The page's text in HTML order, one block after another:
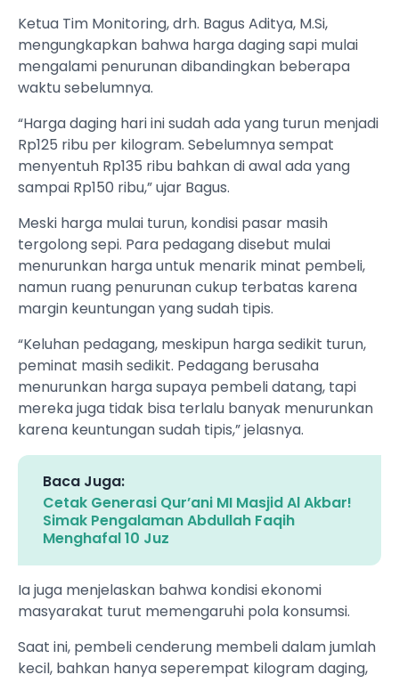
Ketua Tim Monitoring, drh. Bagus Aditya, M.Si,
mengungkapkan bahwa harga daging sapi mulai
mengalami penurunan dibandingkan beberapa
waktu sebelumnya.
“Harga daging hari ini sudah ada yang turun menjadi
Rp125 ribu per kilogram. Sebelumnya sempat
menyentuh Rp135 ribu bahkan di awal ada yang
sampai Rp150 ribu,” ujar Bagus.
Meski harga mulai turun, kondisi pasar masih
tergolong sepi. Para pedagang disebut mulai
menurunkan harga untuk menarik minat pembeli,
namun ruang penurunan cukup terbatas karena
margin keuntungan yang sudah tipis.
“Keluhan pedagang, meskipun harga sedikit turun,
peminat masih sedikit. Pedagang berusaha
menurunkan harga supaya pembeli datang, tapi
mereka juga tidak bisa terlalu banyak menurunkan
karena keuntungan sudah tipis,” jelasnya.
Baca Juga:
Cetak Generasi Qur’ani MI Masjid Al Akbar!
Simak Pengalaman Abdullah Faqih
Menghafal 10 Juz
Ia juga menjelaskan bahwa kondisi ekonomi
masyarakat turut memengaruhi pola konsumsi.
Saat ini, pembeli cenderung membeli dalam jumlah
kecil, bahkan hanya seperempat kilogram daging,